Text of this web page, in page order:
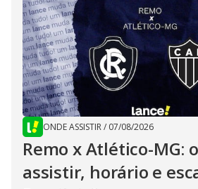
ONDE ASSISTIR/ 07/08/2026
Remo x Atlético-MG:
assistir, horário e